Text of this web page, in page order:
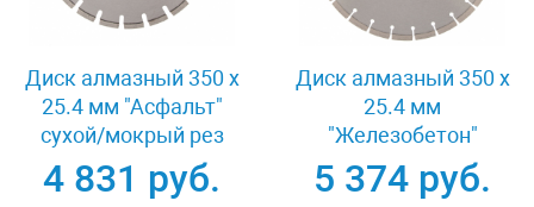
Диск алмазный 350 х
25.4 мм "Асфальт"
сухой/мокрый рез
Pro Matrix 731073
4 831 руб.
Диск алмазный 350 х
25.4 мм
"Железобетон"
сухой/мокрый рез
Pro Matrix 731103
5 374 руб.